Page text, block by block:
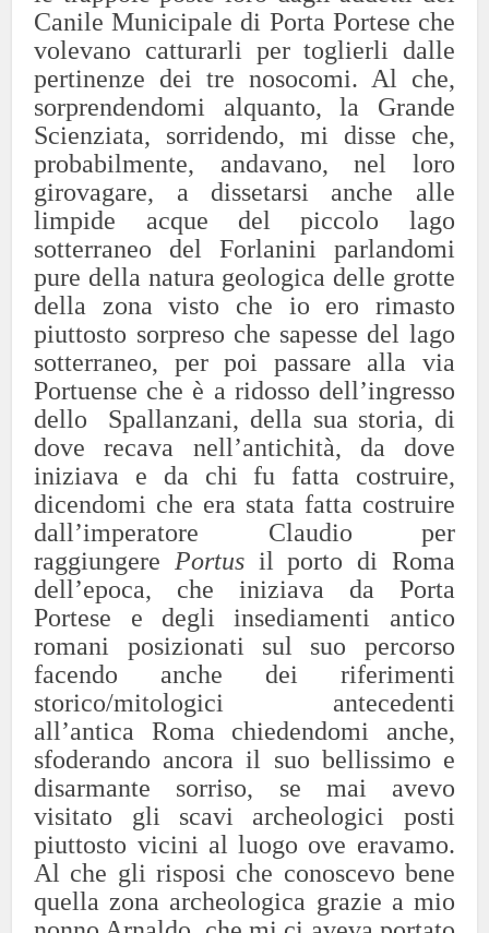
Canile Municipale di Porta Portese che
volevano catturarli per toglierli dalle
pertinenze dei tre nosocomi. Al che,
sorprendendomi alquanto, la Grande
Scienziata, sorridendo, mi disse che,
probabilmente, andavano, nel loro
girovagare, a dissetarsi anche alle
limpide acque del piccolo lago
sotterraneo del Forlanini parlandomi
pure della natura geologica delle grotte
della zona visto che io ero rimasto
piuttosto sorpreso che sapesse del lago
sotterraneo, per poi passare alla via
Portuense che è a ridosso dell’ingresso
dello Spallanzani, della sua storia, di
dove recava nell’antichità, da dove
iniziava e da chi fu fatta costruire,
dicendomi che era stata fatta costruire
dall’imperatore Claudio per
raggiungere Portusil porto di Roma
dell’epoca, che iniziava da Porta
Portese e degli insediamenti antico
romani posizionati sul suo percorso
facendo anche dei riferimenti
storico/mitologici antecedenti
all’antica Roma chiedendomi anche,
sfoderando ancora il suo bellissimo e
disarmante sorriso, se mai avevo
visitato gli scavi archeologici posti
piuttosto vicini al luogo ove eravamo.
Al che gli risposi che conoscevo bene
quella zona archeologica grazie a mio